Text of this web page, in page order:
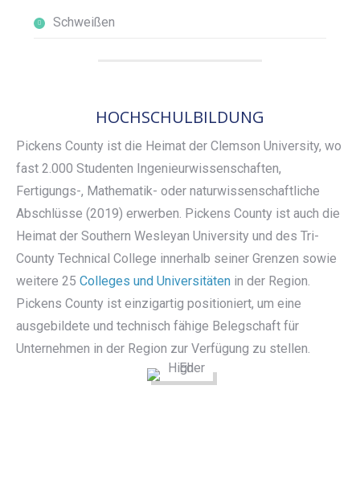
Schweißen
HOCHSCHULBILDUNG
Pickens County ist die Heimat der Clemson University, wo
fast 2.000 Studenten Ingenieurwissenschaften,
Fertigungs-, Mathematik- oder naturwissenschaftliche
Abschlüsse (2019) erwerben. Pickens County ist auch die
Heimat der Southern Wesleyan University und des Tri-
County Technical College innerhalb seiner Grenzen sowie
weitere 25 Colleges und Universitäten in der Region.
Pickens County ist einzigartig positioniert, um eine
ausgebildete und technisch fähige Belegschaft für
Unternehmen in der Region zur Verfügung zu stellen.